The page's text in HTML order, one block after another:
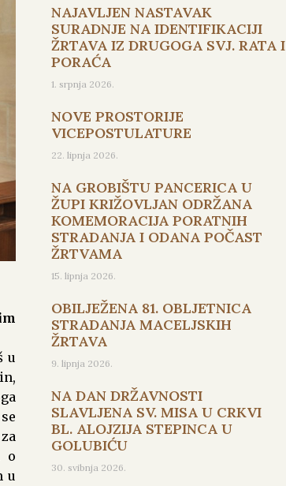
u
o
u
NAJAVLJEN NASTAVAK
SURADNJE NA IDENTIFIKACIJI
ŽRTAVA IZ DRUGOGA SVJ. RATA I
PORAĆA
1. srpnja 2026.
NOVE PROSTORIJE
VICEPOSTULATURE
22. lipnja 2026.
NA GROBIŠTU PANCERICA U
ŽUPI KRIŽOVLJAN ODRŽANA
KOMEMORACIJA PORATNIH
STRADANJA I ODANA POČAST
ŽRTVAMA
15. lipnja 2026.
OBILJEŽENA 81. OBLJETNICA
STRADANJA MACELJSKIH
ŽRTAVA
9. lipnja 2026.
NA DAN DRŽAVNOSTI
SLAVLJENA SV. MISA U CRKVI
BL. ALOJZIJA STEPINCA U
GOLUBIĆU
30. svibnja 2026.